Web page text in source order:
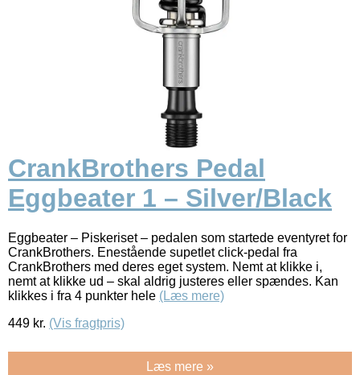
CrankBrothers Pedal
Eggbeater 1 – Silver/Black
Eggbeater – Piskeriset – pedalen som startede eventyret for
CrankBrothers. Enestående supetlet click-pedal fra
CrankBrothers med deres eget system. Nemt at klikke i,
nemt at klikke ud – skal aldrig justeres eller spændes. Kan
klikkes i fra 4 punkter hele (Læs mere)
449 kr. (Vis fragtpris)
Læs mere »